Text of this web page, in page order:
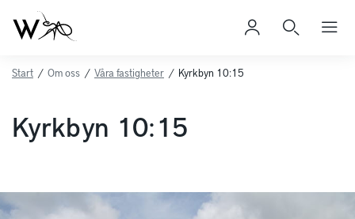
Start / Om oss / Våra fastigheter / Kyrkbyn 10:15
Kyrkbyn 10:15